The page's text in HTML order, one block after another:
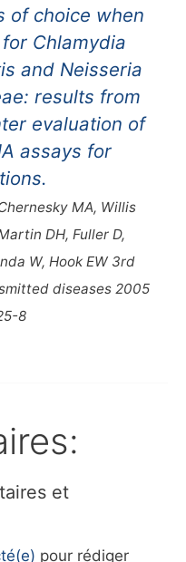
of choice when
Chlamydia
and Neisseria
results from
evaluation of
assays for
MA, Willis
DH, Fuller D,
W, Hook EW 3rd
diseases 2005
8
et
pour rédiger